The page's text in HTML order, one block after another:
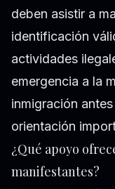
deben asistir a
identificación
actividades
emergencia a la
inmigración
orientación
¿Qué apoyo
manifestantes?